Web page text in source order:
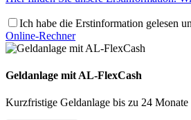
Ich habe die Erstinformation gelesen
Online-Rechner
Geldanlage mit AL-FlexCash
Kurzfristige Geldanlage bis zu 24